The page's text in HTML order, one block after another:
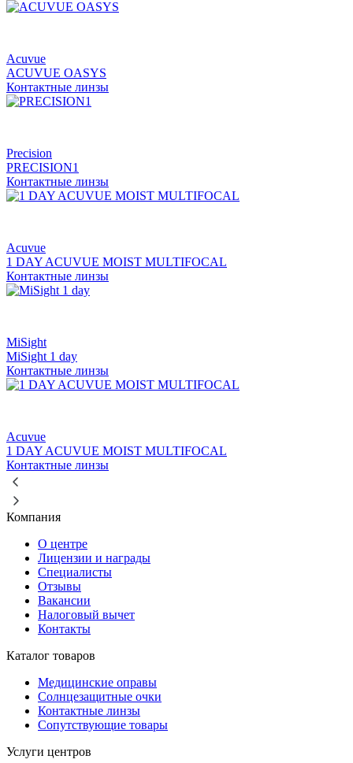
Acuvue
ACUVUE OASYS
Контактные линзы
Precision
PRECISION1
Контактные линзы
Acuvue
1 DAY ACUVUE MOIST MULTIFOCAL
Контактные линзы
MiSight
MiSight 1 day
Контактные линзы
Acuvue
1 DAY ACUVUE MOIST MULTIFOCAL
Контактные линзы
Компания
О центре
Лицензии и награды
Специалисты
Отзывы
Вакансии
Налоговый вычет
Контакты
Каталог товаров
Медицинские оправы
Солнцезащитные очки
Контактные линзы
Сопутствующие товары
Услуги центров